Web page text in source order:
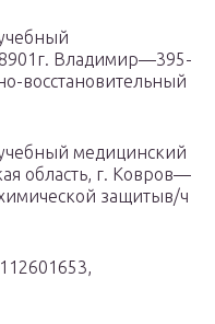
Владимир—395-
восстановительный
медицинский
область, г. Ковров—
защитыв/ч